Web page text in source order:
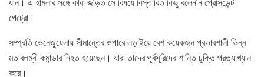
যান। এ হামলার সঙ্গে কারা জড়িত সে বিষয়ে বিস্তারিত কিছু বলেননি প্রেসিডেন্ট
পেট্রো।
সম্প্রতি ভেনেজুয়েলায় সীমান্তের ওপারে লড়াইয়ে বেশ কয়েকজন প্রভাবশালী ভিন্ন
মতাবলম্বী কমান্ডার নিহত হয়েছেন। যারা তাদের পূর্বসূরিদের শান্তি চুক্তি প্রত্যাখ্যান
করে।